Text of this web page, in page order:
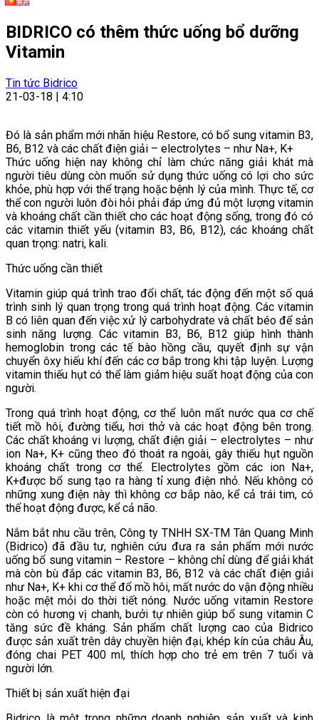
BIDRICO có thêm thức uống bổ dưỡng
Vitamin
Tin tức Bidrico
21-03-18 | 4:10
Đó là sản phẩm mới nhãn hiệu Restore, có bổ sung vitamin B3,
B6, B12 và các chất điện giải – electrolytes – như Na+, K+
Thức uống hiện nay không chỉ làm chức năng giải khát mà
người tiêu dùng còn muốn sử dụng thức uống có lợi cho sức
khỏe, phù hợp với thể trạng hoặc bệnh lý của mình. Thực tế, cơ
thể con người luôn đòi hỏi phải đáp ứng đủ một lượng vitamin
và khoáng chất cần thiết cho các hoạt động sống, trong đó có
các vitamin thiết yếu (vitamin B3, B6, B12), các khoáng chất
quan trọng: natri, kali.
Thức uống cần thiết
Vitamin giúp quá trình trao đổi chất, tác động đến một số quá
trình sinh lý quan trọng trong quá trình hoạt động. Các vitamin
B có liên quan đến việc xử lý carbohydrate và chất béo để sản
sinh năng lượng. Các vitamin B3, B6, B12 giúp hình thành
hemoglobin trong các tế bào hồng cầu, quyết định sự vận
chuyển ôxy hiếu khí đến các cơ bắp trong khi tập luyện. Lượng
vitamin thiếu hụt có thể làm giảm hiệu suất hoạt động của con
người.
Trong quá trình hoạt động, cơ thể luôn mất nước qua cơ chế
tiết mồ hôi, đường tiểu, hơi thở và các hoạt động bên trong.
Các chất khoáng vi lượng, chất điện giải – electrolytes – như
ion Na+, K+ cũng theo đó thoát ra ngoài, gây thiếu hụt nguồn
khoáng chất trong cơ thể. Electrolytes gồm các ion Na+,
K+được bổ sung tạo ra hàng tỉ xung điện nhỏ. Nếu không có
những xung điện này thì không cơ bắp nào, kể cả trái tim, có
thể hoạt động được, kể cả não.
Nắm bắt nhu cầu trên, Công ty TNHH SX-TM Tân Quang Minh
(Bidrico) đã đầu tư, nghiên cứu đưa ra sản phẩm mới nước
uống bổ sung vitamin – Restore – không chỉ dùng để giải khát
mà còn bù đắp các vitamin B3, B6, B12 và các chất điện giải
như Na+, K+ khi cơ thể đổ mồ hôi, mất nước do vận động nhiều
hoặc mệt mỏi do thời tiết nóng. Nước uống vitamin Restore
còn có hương vị chanh, bưởi tự nhiên giúp bổ sung vitamin C
tăng sức đề kháng. Sản phẩm chất lượng cao của Bidrico
được sản xuất trên dây chuyền hiện đại, khép kín của châu Âu,
đóng chai PET 400 ml, thích hợp cho trẻ em trên 7 tuổi và
người lớn.
Thiết bị sản xuất hiện đại